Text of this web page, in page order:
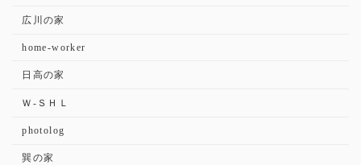
広川の家
home-worker
日高の家
Ｗ-ＳＨＬ
photolog
巽の家